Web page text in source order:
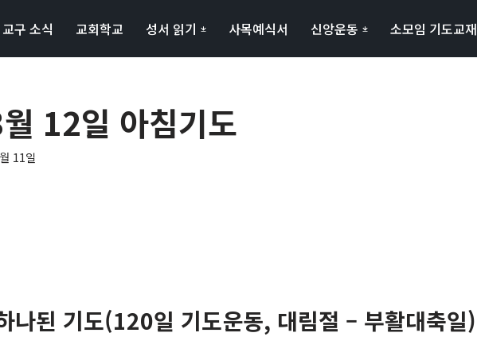
교구 소식 교회학교 성서 읽기 사목예식서 신앙운동 소모임 기도교재
12일 아침기도
11일
나된 기도(120일 기도운동, 대림절 – 부활대축일)